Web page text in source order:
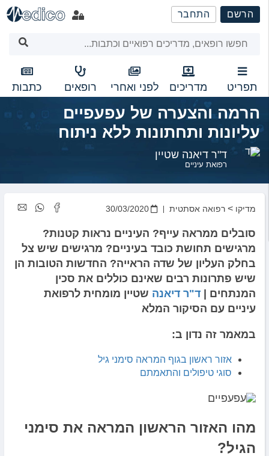
שִׂים
לֵב:
מַעֲרֶכֶת
נָגִישׁ
בִּקְלִיק
הַמְּסַיַּעַת
לִנְגִישׁוּת
הָאֲתָר.
הרשם התחבר
תפריט מדריכים לפני ואחרי רופאים כתבות
הרמה והצערה של עפעפיים
עליונות ותחתונות ללא ניתוח
ד"ר דיאנה שטיין
רפואת עיניים
מדיקו > רפואה אסתטית 30/03/2020
סובלים ממראה עייף? העיניים נראות קטנות?
מרגישים תחושת כובד בעיניים? מרגישים שיש צל
בחלק העליון של שדה הראייה? החדשות הטובות הן
שיש פתרונות רבים שאינם כוללים את סכין
המנתחים | ד"ר דיאנה שטיין מומחית לרפואת
עיניים עם הסיקור המלא
במאמר זה נדון ב:
אזור ראשון בגוף המראה סימני גיל
סוגי טיפולים והתאמתם
מהו האזור הראשון המראה את סימני
הגיל?